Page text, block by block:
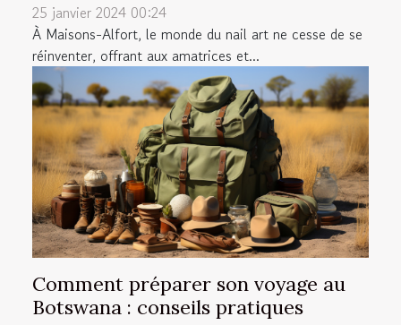
25 janvier 2024 00:24
À Maisons-Alfort, le monde du nail art ne cesse de se
réinventer, offrant aux amatrices et...
Comment préparer son voyage au
Botswana : conseils pratiques